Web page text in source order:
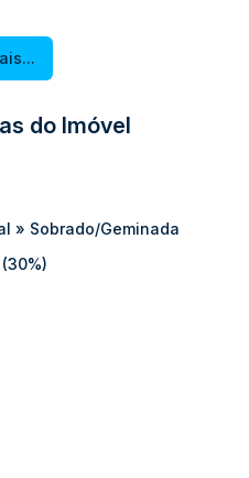
do Imóvel
» Sobrado/Geminada